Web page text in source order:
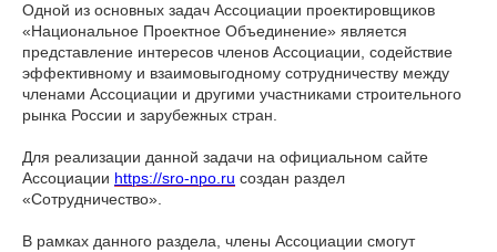
Одной из основных задач Ассоциации проектировщиков
«Национальное Проектное Объединение» является
представление интересов членов Ассоциации, содействие
эффективному и взаимовыгодному сотрудничеству между
членами Ассоциации и другими участниками строительного
рынка России и зарубежных стран.
Для реализации данной задачи на официальном сайте
Ассоциации https://sro-npo.ru создан раздел
«Сотрудничество».
В рамках данного раздела, члены Ассоциации смогут